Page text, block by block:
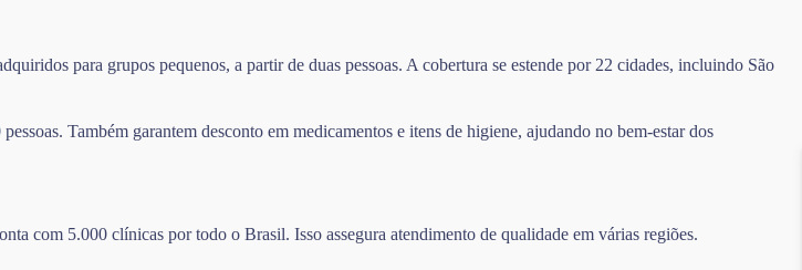
para grupos pequenos, a partir de duas pessoas. A cobertura se estende por 22 cidades, incluindo São
Também garantem desconto em medicamentos e itens de higiene, ajudando no bem-estar dos
com 5.000 clínicas por todo o Brasil. Isso assegura atendimento de qualidade em várias regiões.